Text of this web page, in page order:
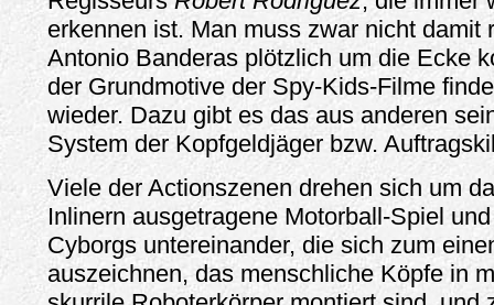
erkennen ist. Man muss zwar nicht damit
Antonio Banderas plötzlich um die Ecke
der Grundmotive der Spy-Kids-Filme
wieder. Dazu gibt es das aus anderen
System der Kopfgeldjäger bzw.
Viele der Actionszenen drehen sich um
Inlinern ausgetragene Motorball-Spiel
Cyborgs untereinander, die sich zum
auszeichnen, das menschliche Köpfe in